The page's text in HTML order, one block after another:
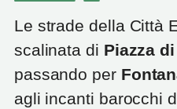
Le strade della Città
scalinata di Piazza
passando per
agli incanti barocchi